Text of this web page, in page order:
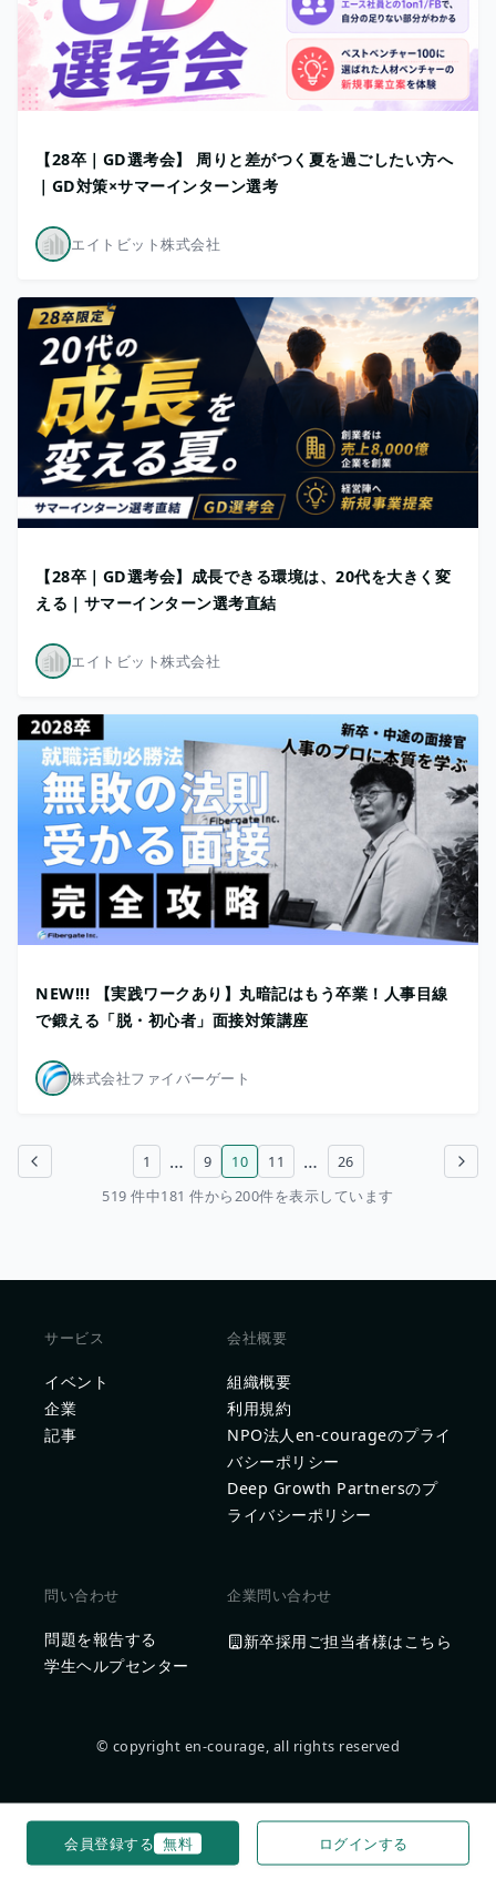
【28卒｜GD選考会】 周りと差がつく夏を過ごしたい方へ
｜GD対策×サマーインターン選考
エイトビット株式会社
【28卒｜GD選考会】成長できる環境は、20代を大きく変
える｜サマーインターン選考直結
エイトビット株式会社
NEW!!! 【実践ワークあり】丸暗記はもう卒業！人事目線
で鍛える「脱・初心者」面接対策講座
株式会社ファイバーゲート
前のページ 次のページ
1 … 9 10 11 …
26
519 件中181 件から200件を表示しています
サービス
イベント
企業
記事
会社概要
組織概要
利用規約
NPO法人en-courageのプライ
バシーポリシー
Deep Growth Partnersのプ
ライバシーポリシー
問い合わせ
問題を報告する
学生ヘルプセンター
企業問い合わせ
新卒採用ご担当者様はこちら
© copyright en-courage, all rights reserved
会員登録する 無料 ログインする